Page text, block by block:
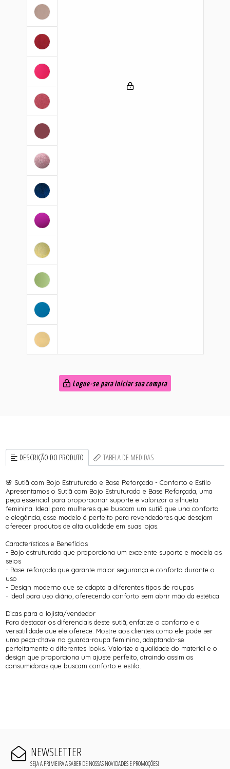
Logue-se para iniciar sua compra
DESCRIÇÃO DO PRODUTO TABELA DE MEDIDAS
🌸 Sutiã com Bojo Estruturado e Base Reforçada - Conforto e Estilo
Apresentamos o Sutiã com Bojo Estruturado e Base Reforçada, uma
peça essencial para proporcionar suporte e valorizar a silhueta
feminina. Ideal para mulheres que buscam um sutiã que una conforto
e elegância, esse modelo é perfeito para revendedores que desejam
oferecer produtos de alta qualidade em suas lojas.
Características e Benefícios
- Bojo estruturado que proporciona um excelente suporte e modela os
seios
- Base reforçada que garante maior segurança e conforto durante o
uso
- Design moderno que se adapta a diferentes tipos de roupas
- Ideal para uso diário, oferecendo conforto sem abrir mão da estética
Dicas para o lojista/vendedor
Para destacar os diferenciais deste sutiã, enfatize o conforto e a
versatilidade que ele oferece. Mostre aos clientes como ele pode ser
uma peça-chave no guarda-roupa feminino, adaptando-se
perfeitamente a diferentes looks. Valorize a qualidade do material e o
design que proporciona um ajuste perfeito, atraindo assim as
consumidoras que buscam conforto e estilo.
NEWSLETTER
SEJA A PRIMEIRA A SABER DE NOSSAS NOVIDADES E PROMOÇÕES!